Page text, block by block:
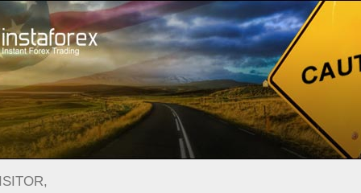
For Traders Analytical Reviews Technical analysis